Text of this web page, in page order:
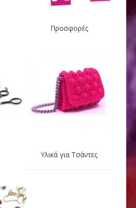
Προσφορές
Υλικά για Τσάντες